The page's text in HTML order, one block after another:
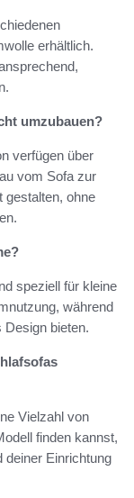
erhältlich.
umzubauen?
verfügen über
vom Sofa zur
gestalten, ohne
speziell für kleine
während
Design bieten.
Vielzahl von
finden kannst,
deiner Einrichtung